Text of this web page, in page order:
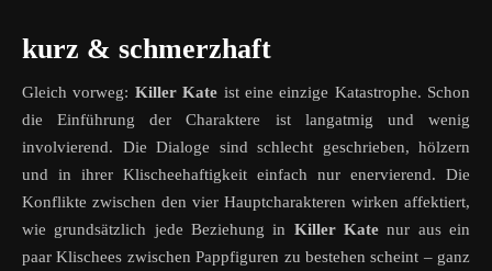
kurz & schmerzhaft
Gleich vorweg: Killer Kate ist eine einzige Katastrophe. Schon
die Einführung der Charaktere ist langatmig und wenig
involvierend. Die Dialoge sind schlecht geschrieben, hölzern
und in ihrer Klischeehaftigkeit einfach nur enervierend. Die
Konflikte zwischen den vier Hauptcharakteren wirken affektiert,
wie grundsätzlich jede Beziehung in Killer Katenur aus ein
paar Klischees zwischen Pappfiguren zu bestehen scheint – ganz